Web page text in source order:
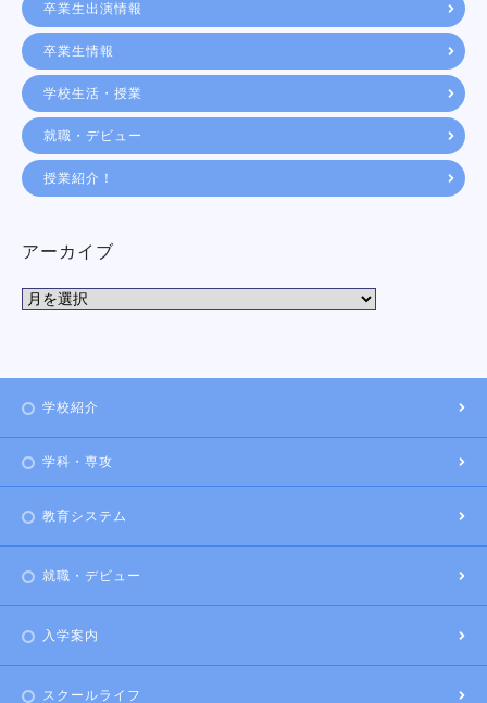
卒業生出演情報
卒業生情報
学校生活・授業
就職・デビュー
授業紹介！
アーカイブ
学校紹介
学科・専攻
教育システム
就職・デビュー
入学案内
スクールライフ